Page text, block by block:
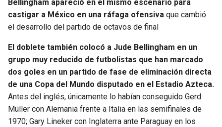
Bellingham apareció en el mismo escenario para
castigar a México en una ráfaga ofensiva que cambió
el desarrollo del partido de octavos de final
El doblete también colocó a Jude Bellingham en un
grupo muy reducido de futbolistas que han marcado
dos goles en un partido de fase de eliminación directa
de una Copa del Mundo disputado en el Estadio Azteca.
Antes del inglés, únicamente lo habían conseguido Gerd
Müller con Alemania frente a Italia en las semifinales de
1970; Gary Lineker con Inglaterra ante Paraguay en los